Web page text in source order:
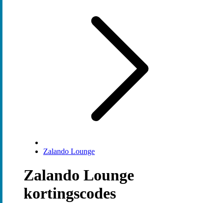
Zalando Lounge
Zalando Lounge
kortingscodes